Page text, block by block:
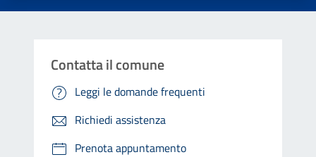
Contatta il comune
Leggi le domande frequenti
Richiedi assistenza
Prenota appuntamento